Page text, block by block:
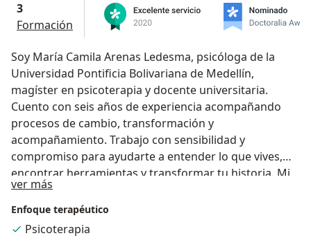
3
Formación
Soy María Camila Arenas Ledesma, psicóloga de la
Universidad Pontificia Bolivariana de Medellín,
magíster en psicoterapia y docente universitaria.
Cuento con seis años de experiencia acompañando
procesos de cambio, transformación y
acompañamiento. Trabajo con sensibilidad y
compromiso para ayudarte a entender lo que vives,
encontrar herramientas y transformar tu historia. Mi
propósito es ofrecerte un espacio seguro, donde te
sientas escuchado y apoyado para crecer y sentirte
mejor contigo mismo.
ver más
Enfoque terapéutico
Psicoterapia